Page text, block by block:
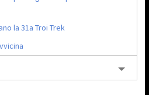
la 31a Troi Trek